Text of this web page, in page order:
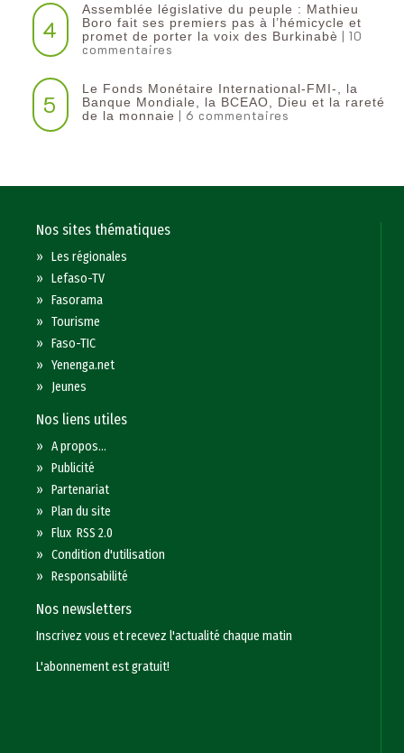
4
Assemblée législative du peuple : Mathieu
Boro fait ses premiers pas à l’hémicycle et
promet de porter la voix des Burkinabè | 10
commentaires
5
Le Fonds Monétaire International-FMI-, la
Banque Mondiale, la BCEAO, Dieu et la rareté
de la monnaie | 6 commentaires
Nos sites thématiques
»Les régionales
»Lefaso-TV
»Fasorama
»Tourisme
»Faso-TIC
»Yenenga.net
» Jeunes
Nos liens utiles
»A propos...
»Publicité
»Partenariat
»Plan du site
»Flux RSS 2.0
»Condition d'utilisation
»Responsabilité
Nos newsletters
Inscrivez vous et recevez l'actualité chaque matin
L'abonnement est gratuit!